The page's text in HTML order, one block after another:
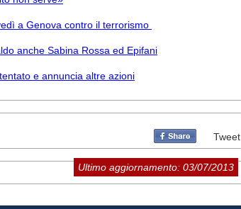
a Genova contro il terrorismo
anche Sabina Rossa ed Epifani
e annuncia altre azioni
Tweet
Ultimo aggiornamento: 03/07/2013